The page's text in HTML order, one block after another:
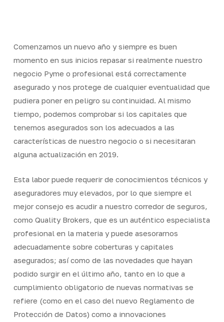
contentComenzamos un nuevo año y siempre es buen
momento en sus inicios repasar si realmente nuestro
negocio Pyme o profesional está correctamente
asegurado y nos protege de cualquier eventualidad que
pudiera poner en peligro su continuidad. Al mismo
tiempo, podemos comprobar si los capitales que
tenemos asegurados son los adecuados a las
características de nuestro negocio o si necesitaran
alguna actualización en 2019.
Esta labor puede requerir de conocimientos técnicos y
aseguradores muy elevados, por lo que siempre el
mejor consejo es acudir a nuestro corredor de seguros,
como Quality Brokers, que es un auténtico especialista
profesional en la materia y puede asesorarnos
adecuadamente sobre coberturas y capitales
asegurados; así como de las novedades que hayan
podido surgir en el último año, tanto en lo que a
cumplimiento obligatorio de nuevas normativas se
refiere (como en el caso del nuevo Reglamento de
Protección de Datos) como a innovaciones